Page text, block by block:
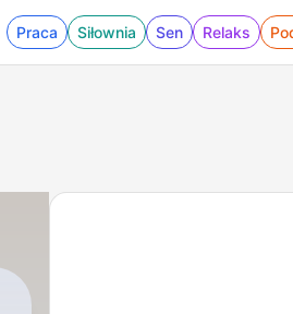
Praca Siłownia Sen Relaks